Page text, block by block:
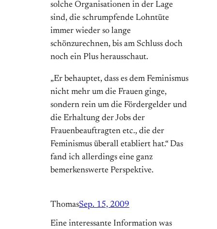
solche Organisationen in der Lage
sind, die schrumpfende Lohntüte
immer wieder so lange
schönzurechnen, bis am Schluss doch
noch ein Plus herausschaut.
„Er behauptet, dass es dem Feminismus
nicht mehr um die Frauen ginge,
sondern rein um die Fördergelder und
die Erhaltung der Jobs der
Frauenbeauftragten etc., die der
Feminismus überall etabliert hat.“ Das
fand ich allerdings eine ganz
bemerkenswerte Perspektive.
ThomasSep. 15, 2009
Eine interessante Information was